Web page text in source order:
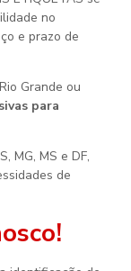
no
e prazo de
Grande ou
para
MG, MS e DF,
de